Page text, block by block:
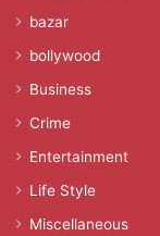
bazar
bollywood
Business
Crime
Entertainment
Life Style
Miscellaneous